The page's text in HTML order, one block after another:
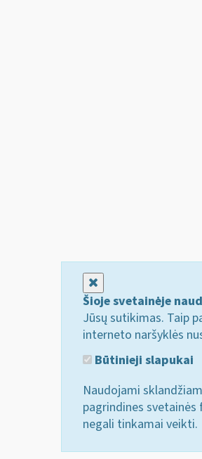
Šioje svetainėje
Jūsų sutikimas. Taip
interneto naršyklės
Būtinieji slapukai
Naudojami
pagrindines svetainės
negali tinkamai veikti.